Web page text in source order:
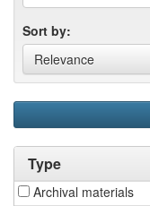
Sort by:
Relevance
Type
Archival materials